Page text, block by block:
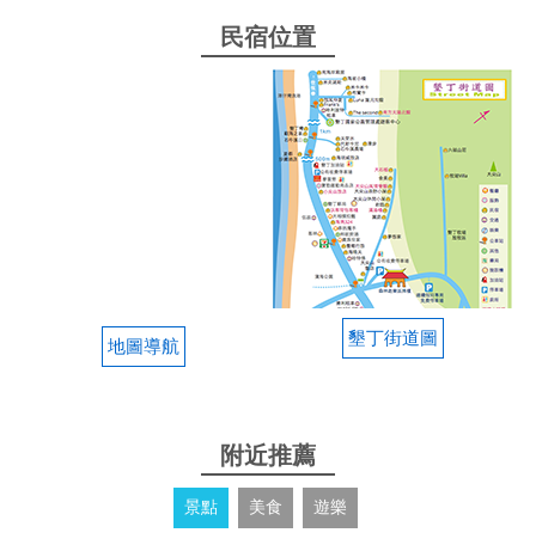
民宿位置
地圖導航 墾丁街道圖
附近推薦
景點 美食 遊樂